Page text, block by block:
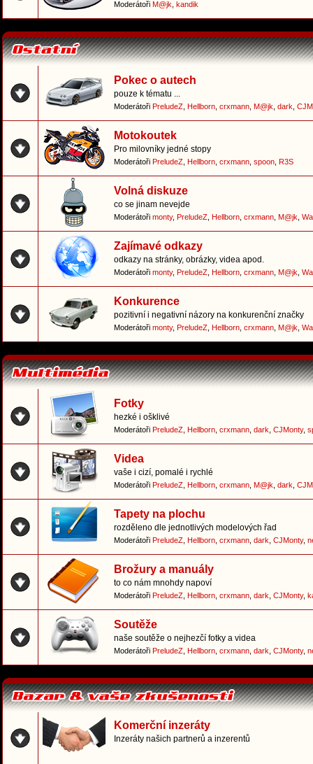
Moderátoři M@jk kandik
Pokec o autech
pouze k tématu ...
Moderátoři PreludeZ Hellborn crxmann M@jk dark
Motokoutek
Pro milovníky jedné stopy
Moderátoři PreludeZ Hellborn crxmann spoon R3S
Volná diskuze
co se jinam nevejde
Moderátoři monty, PreludeZ Hellborn crxmann M@jk
Zajímavé odkazy
odkazy na stránky, obrázky, videa apod.
Moderátoři monty, PreludeZ Hellborn crxmann M@jk
Konkurence
pozitivní i negativní názory na konkurenční značky
Moderátoři monty, PreludeZ Hellborn crxmann M@jk
Fotky
hezké i ošklivé
Moderátoři PreludeZ Hellborn crxmann dark CJMonty,
Videa
vaše i cizí, pomalé i rychlé
Moderátoři PreludeZ Hellborn crxmann M@jk dark
Tapety na plochu
rozděleno dle jednotlivých modelových řad
Moderátoři PreludeZ Hellborn crxmann dark CJMonty,
Brožury a manuály
to co nám mnohdy napoví
Moderátoři PreludeZ Hellborn crxmann dark CJMonty,
Soutěže
naše soutěže o nejhezčí fotky a videa
Moderátoři PreludeZ Hellborn crxmann dark CJMonty,
Komerční inzeráty
Inzeráty našich partnerů a inzerentů